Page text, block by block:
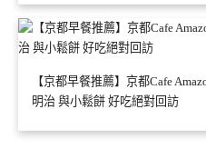
【京都早餐推薦】京都Cafe
明治 與小鬆餅 好吃絕對回訪